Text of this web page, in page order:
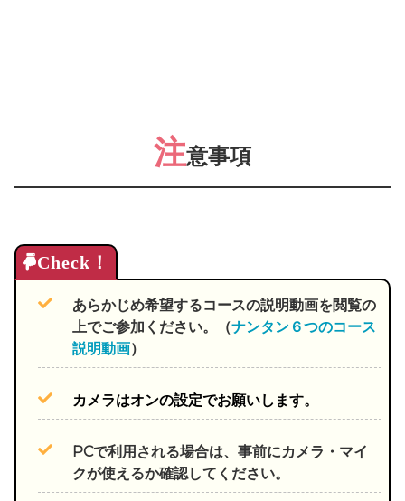
注意事項
あらかじめ希望するコースの説明動画を閲覧の
上でご参加ください。（ナンタン６つのコース
説明動画）
カメラはオンの設定でお願いします。
PCで利用される場合は、事前にカメラ・マイ
クが使えるか確認してください。